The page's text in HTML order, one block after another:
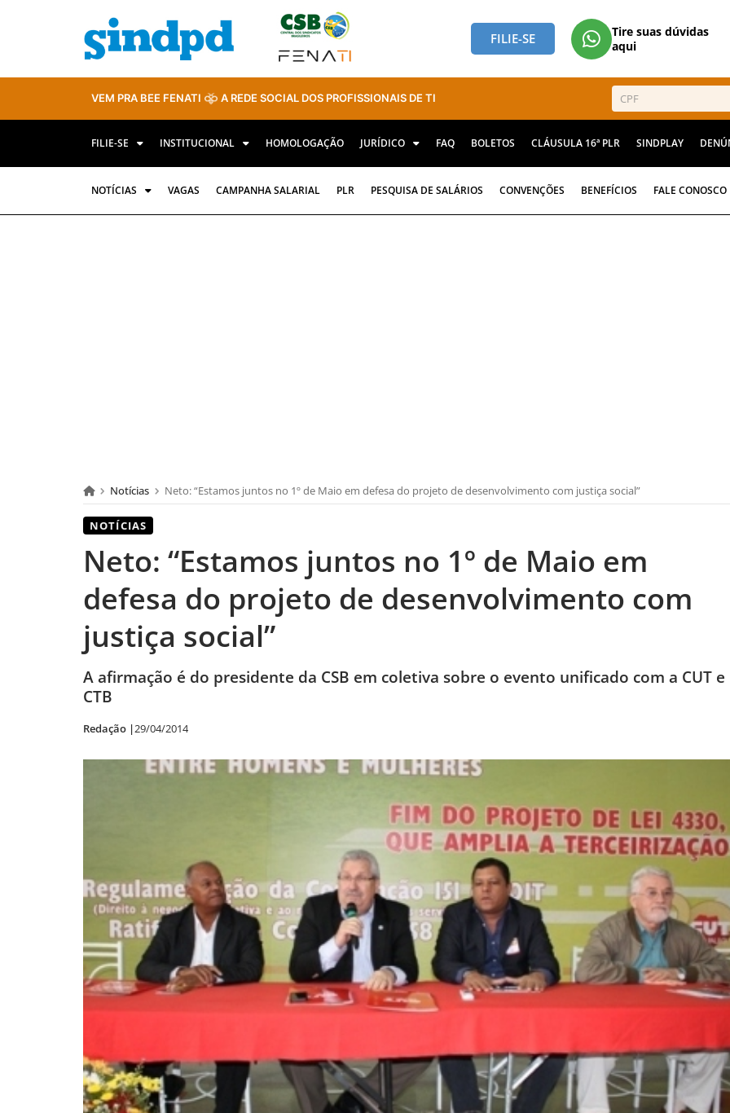
FILIE-SE
Tire suas dúvidas
aqui
VEM PRA BEE FENATI A REDE SOCIAL DOS PROFISSIONAIS DE TI
FILIE-SE INSTITUCIONAL HOMOLOGAÇÃO JURÍDICO FAQ BOLETOS CLÁUSULA 16ª PLR SINDPLAY
NOTÍCIAS VAGAS CAMPANHA SALARIAL PLR PESQUISA DE SALÁRIOS CONVENÇÕES BENEFÍCIOS FALE CONOSCO
Notícias Neto: “Estamos juntos no 1º de Maio em defesa do projeto de desenvolvimento com justiça social”
NOTÍCIAS
Neto: “Estamos juntos no 1º de Maio em
defesa do projeto de desenvolvimento com
justiça social”
A afirmação é do presidente da CSB em coletiva sobre o evento unificado com a CUT e
CTB
Redação |29/04/2014